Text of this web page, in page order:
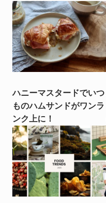
ハニーマスタードでいつ
ものハムサンドがワンラ
ンク上に！